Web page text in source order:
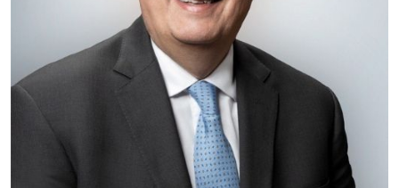
Aplicar al Requerimiento
Empresa en Estado de México
SCRAP